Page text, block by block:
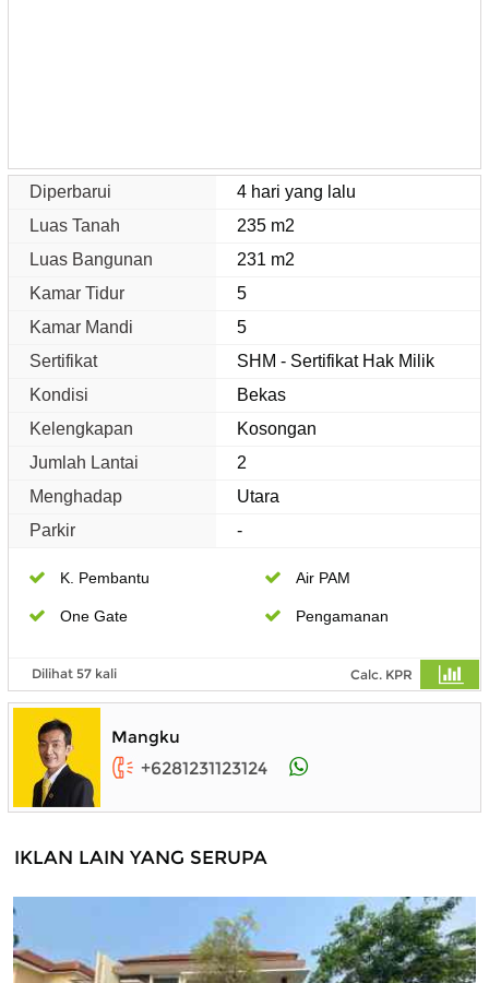
Diperbarui
4 hari yang lalu
Luas Tanah
235 m2
Luas Bangunan
231 m2
Kamar Tidur
5
Kamar Mandi
5
Sertifikat
SHM - Sertifikat Hak Milik
Kondisi
Bekas
Kelengkapan
Kosongan
Jumlah Lantai
2
Menghadap
Utara
Parkir
-
K. Pembantu Air PAM
One Gate Pengamanan
Dilihat 57 kali Calc. KPR
Mangku
+6281231123124
IKLAN LAIN YANG SERUPA